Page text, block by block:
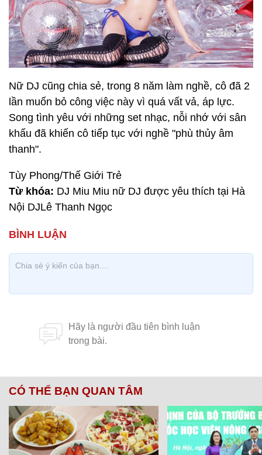
Nữ DJ cũng chia sẻ, trong 8 năm làm nghề, cô đã 2
lần muốn bỏ công việc này vì quá vất vả, áp lực.
Song tình yêu với những set nhạc, nỗi nhớ với sân
khấu đã khiến cô tiếp tục với nghề "phù thủy âm
thanh".
Tùy Phong/Thế Giới Trẻ
Từ khóa: DJ Miu Miu nữ DJ được yêu thích tại Hà
Nội DJLê Thanh Ngọc
CÓ THỂ BẠN QUAN TÂM